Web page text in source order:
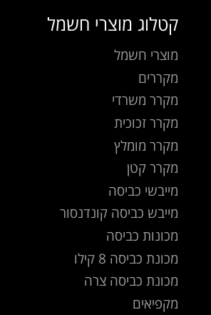
קטלוג מוצרי חשמל
מוצרי חשמל
מקררים
מקרר משרדי
מקרר זכוכית
מקרר מומלץ
מקרר קטן
מייבשי כביסה
מייבש כביסה קונדנסור
מכונות כביסה
מכונת כביסה 8 קילו
מכונת כביסה צרה
מקפיאים